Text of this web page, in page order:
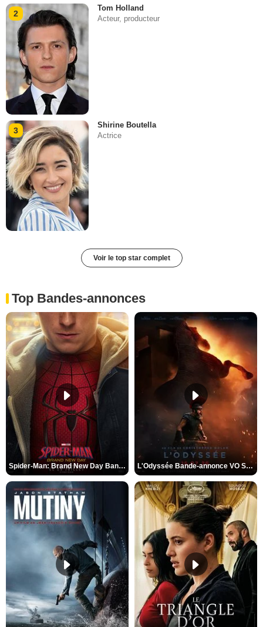
2
Tom Holland
Acteur, producteur
3
Shirine Boutella
Actrice
Voir le top star complet
Top Bandes-annonces
Spider-Man: Brand New Day Bande-annonce VO STFR L'Odyssée Bande-annonce VO STFR